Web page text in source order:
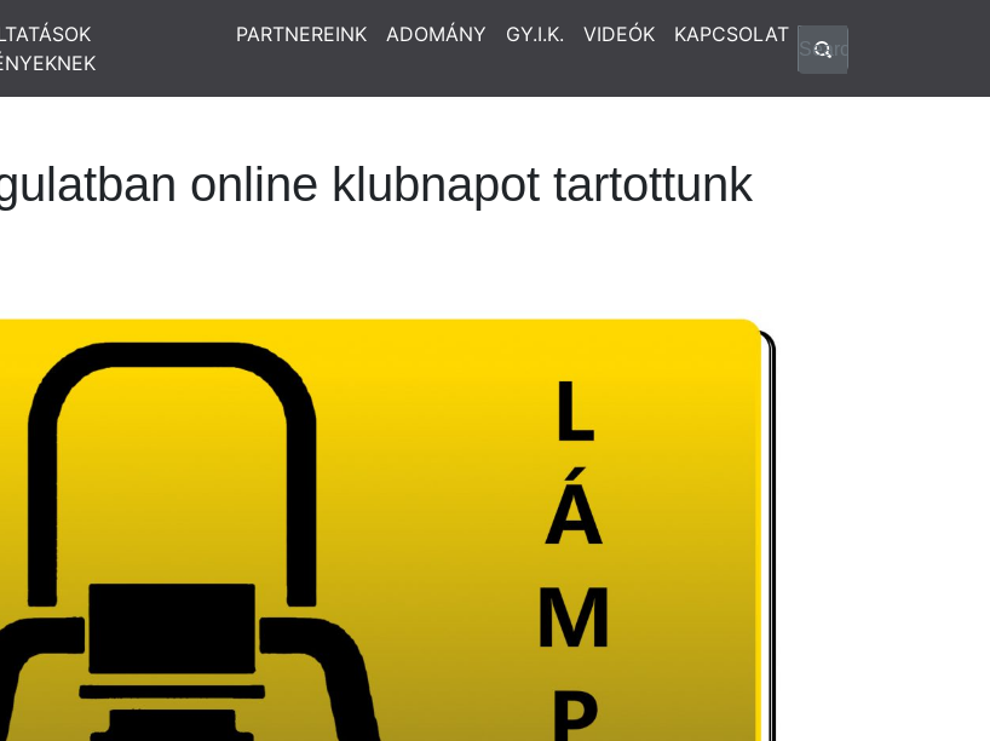
PARTNEREINK ADOMÁNY GY.I.K. VIDEÓK KAPCSOLAT
online klubnapot tartottunk